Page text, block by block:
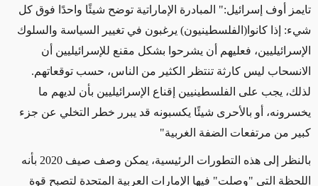
تايمز أوف إسرائيل:" المبادرة الإماراتية توضح شيئًا واحدًا فوق كل
شيء: إذا كانوا(الفلسطينيون) يرغبون في تغيير السياسة والسلوك
الإسرائيليين، فعليهم أن يشرحوا بشكل مقنع للإسرائيليين أن
الانسحاب ليس كارثة تنتظر الكثير من الناس، حسب توقعاتهم.
لذلك، يجب على الفلسطينيين إقناع الإسرائيليين بأن لديهم ما
يخسرونه، أو بالأحرى شيئًا يكسبونه قد يبرر خطر التخلي عن جزء
كبير من مرتفعات الضفة الغربية"
بالنظر إلى هذه التطورات الرئيسية، يمكن وصف صيف 2020 بأنه
اللحظة التي "وصلت" فيها الإمارات العربية المتحدة لتصبح قوة